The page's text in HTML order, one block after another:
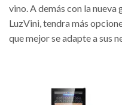
vino. A demás con la nueva
LuzVini, tendra más
que mejor se adapte a sus